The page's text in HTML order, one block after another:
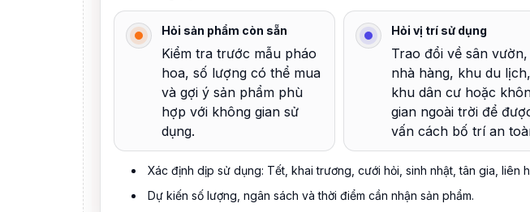
Hỏi sản phẩm còn sẵn
Kiểm tra trước mẫu pháo
hoa, số lượng có thể mua
và gợi ý sản phẩm phù
hợp với không gian sử
dụng.
Hỏi vị trí sử dụng
Trao đổi về sân vườn,
nhà hàng, khu du lịch,
khu dân cư hoặc
gian ngoài trời để
vấn cách bố trí an
Xác định dịp sử dụng: Tết, khai trương, cưới hỏi, sinh nhật, tân gia, liên
Dự kiến số lượng, ngân sách và thời điểm cần nhận sản phẩm.